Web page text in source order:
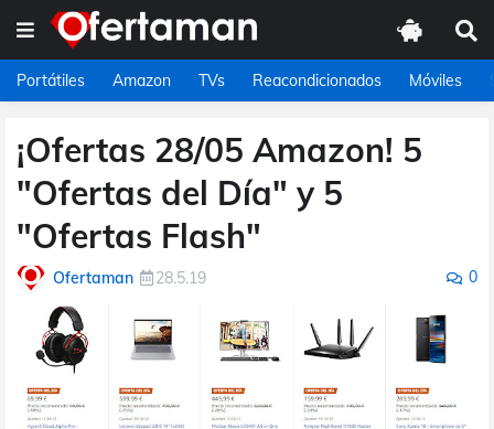
Portátiles Amazon TVs Reacondicionados Móviles
¡Ofertas 28/05 Amazon! 5
"Ofertas del Día" y 5
"Ofertas Flash"
Ofertaman 28.5.19 0